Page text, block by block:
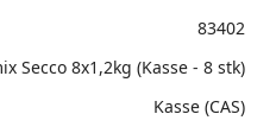
83402
Secco 8x1,2kg (Kasse - 8 stk)
Kasse (CAS)